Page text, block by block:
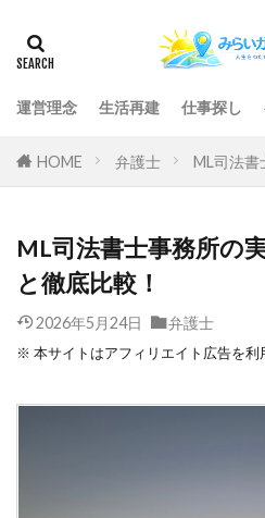
運営理念 生活再建 仕事探し
HOME 弁護士 ML司法書
ML司法書士事務所の
と徹底比較！
2026年5月24日 弁護士
※ 本サイトはアフィリエイト広告を利